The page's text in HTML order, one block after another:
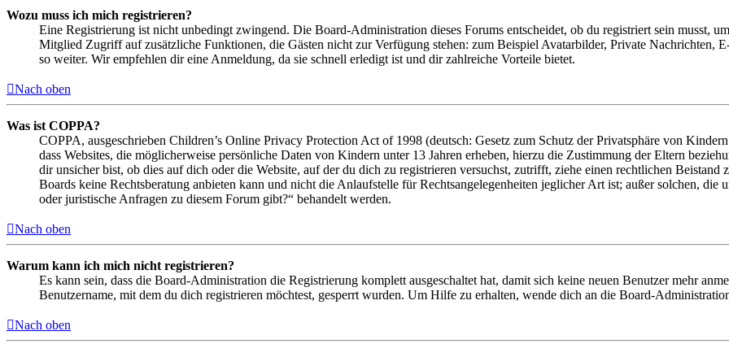
Wozu muss ich mich registrieren?
Eine Registrierung ist nicht unbedingt zwingend. Die Board-Administration dieses Forums entscheidet, ob du registriert sein musst,
Mitglied Zugriff auf zusätzliche Funktionen, die Gästen nicht zur Verfügung stehen: zum Beispiel Avatarbilder, Private Nachrichten,
so weiter. Wir empfehlen dir eine Anmeldung, da sie schnell erledigt ist und dir zahlreiche Vorteile bietet.
Nach oben
Was ist COPPA?
COPPA, ausgeschrieben Children’s Online Privacy Protection Act of 1998 (deutsch: Gesetz zum Schutz der Privatsphäre von
dass Websites, die möglicherweise persönliche Daten von Kindern unter 13 Jahren erheben, hierzu die Zustimmung der Eltern
dir unsicher bist, ob dies auf dich oder die Website, auf der du dich zu registrieren versuchst, zutrifft, ziehe einen rechtlichen
Boards keine Rechtsberatung anbieten kann und nicht die Anlaufstelle für Rechtsangelegenheiten jeglicher Art ist; außer solchen,
oder juristische Anfragen zu diesem Forum gibt?“ behandelt werden.
Nach oben
Warum kann ich mich nicht registrieren?
Es kann sein, dass die Board-Administration die Registrierung komplett ausgeschaltet hat, damit sich keine neuen Benutzer mehr
Benutzername, mit dem du dich registrieren möchtest, gesperrt wurden. Um Hilfe zu erhalten, wende dich an die Board-
Nach oben